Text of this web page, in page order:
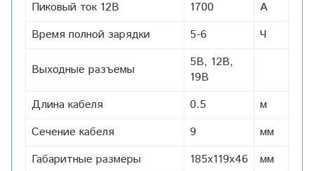
Пиковый ток 12В
1700
А
Время полной зарядки
5-6 Ч
Выходные разъемы
5В, 12В,
19В
Длина кабеля
0.5
м
Сечение кабеля
9
мм
Габаритные размеры
185х119х46
мм